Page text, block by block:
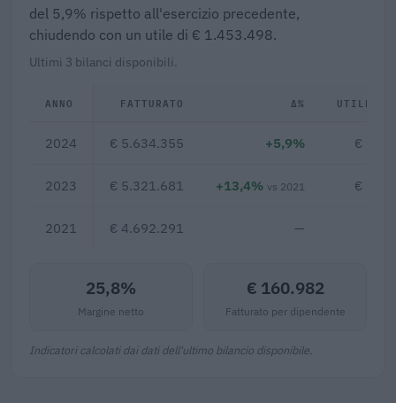
del 5,9% rispetto all'esercizio precedente,
chiudendo con un utile di € 1.453.498.
Ultimi 3 bilanci disponibili.
ANNO FATTURATO Δ% UTILE/
2024 € 5.634.355 +5,9% €
2023 € 5.321.681 +13,4% vs 2021 €
2021 € 4.692.291 —
25,8%
Margine netto
€ 160.982
Fatturato per dipendente
Indicatori calcolati dai dati dell'ultimo bilancio disponibile.